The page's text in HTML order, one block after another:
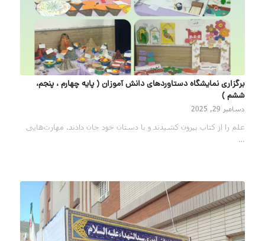
برگزاری نمایشگاه دستاوردهای دانش آموزان ( پایه چهارم ، پنجم،
ششم )
دسامبر 29, 2025
علم را از کتاب بیرون کشیدند و با دستان خود جان دادند. مهارت‌هایی
…